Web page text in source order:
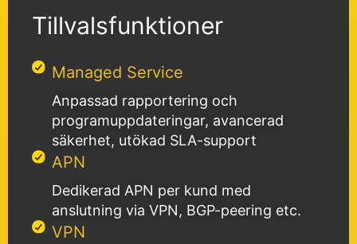
Tillvalsfunktioner
Managed Service
Anpassad rapportering och
programuppdateringar, avancerad
säkerhet, utökad SLA-support
APN
Dedikerad APN per kund med
anslutning via VPN, BGP-peering etc.
VPN